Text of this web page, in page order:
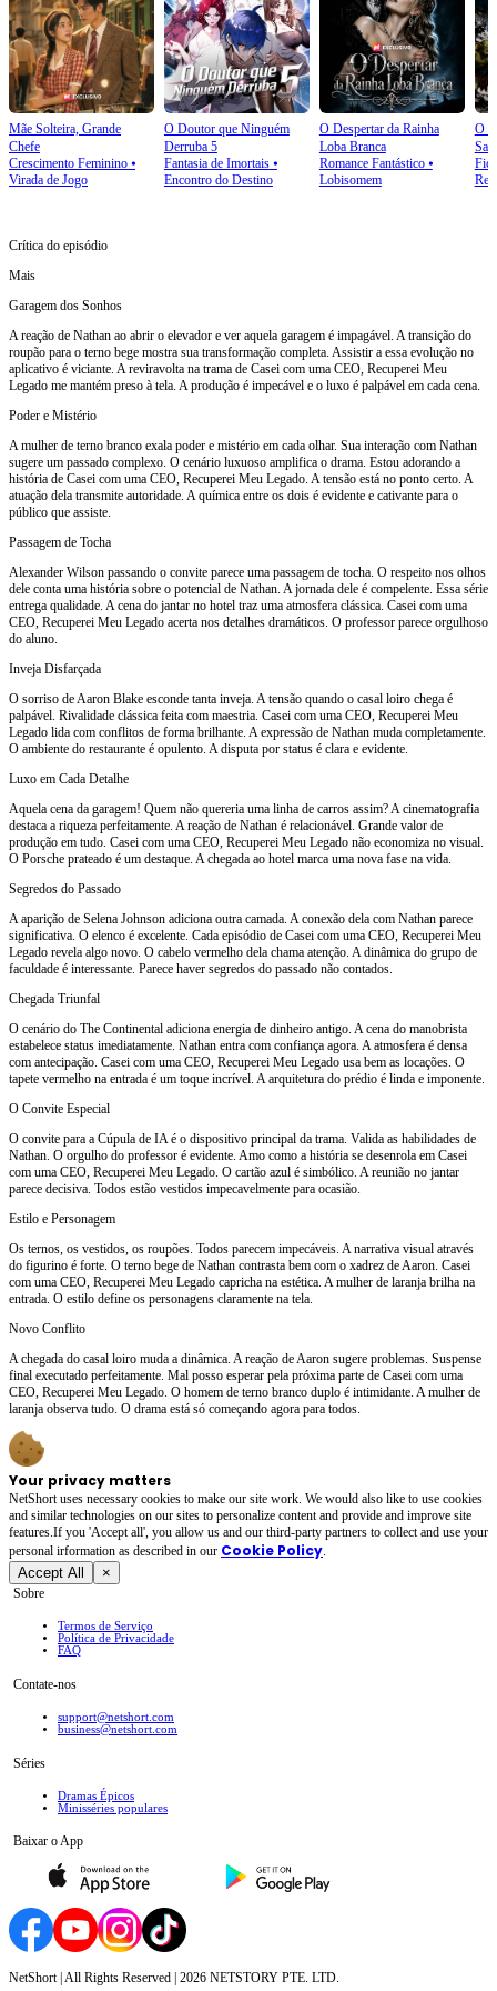
Mãe Solteira, Grande
Chefe
Crescimento Feminino ⦁
Virada de Jogo
O Doutor que Ninguém
Derruba 5
Fantasia de Imortais⦁
Encontro do Destino
O Despertar da Rainha
Loba Branca
Romance Fantástico⦁
Lobisomem
O
Crítica do episódio
Mais
Garagem dos Sonhos
A reação de Nathan ao abrir o elevador e ver aquela garagem é impagável. A transição do
roupão para o terno bege mostra sua transformação completa. Assistir a essa evolução no
aplicativo é viciante. A reviravolta na trama de Casei com uma CEO, Recuperei Meu
Legado me mantém preso à tela. A produção é impecável e o luxo é palpável em cada cena.
Poder e Mistério
A mulher de terno branco exala poder e mistério em cada olhar. Sua interação com Nathan
sugere um passado complexo. O cenário luxuoso amplifica o drama. Estou adorando a
história de Casei com uma CEO, Recuperei Meu Legado. A tensão está no ponto certo. A
atuação dela transmite autoridade. A química entre os dois é evidente e cativante para o
público que assiste.
Passagem de Tocha
Alexander Wilson passando o convite parece uma passagem de tocha. O respeito nos olhos
dele conta uma história sobre o potencial de Nathan. A jornada dele é compelente. Essa série
entrega qualidade. A cena do jantar no hotel traz uma atmosfera clássica. Casei com uma
CEO, Recuperei Meu Legado acerta nos detalhes dramáticos. O professor parece orgulhoso
do aluno.
Inveja Disfarçada
O sorriso de Aaron Blake esconde tanta inveja. A tensão quando o casal loiro chega é
palpável. Rivalidade clássica feita com maestria. Casei com uma CEO, Recuperei Meu
Legado lida com conflitos de forma brilhante. A expressão de Nathan muda completamente.
O ambiente do restaurante é opulento. A disputa por status é clara e evidente.
Luxo em Cada Detalhe
Aquela cena da garagem! Quem não quereria uma linha de carros assim? A cinematografia
destaca a riqueza perfeitamente. A reação de Nathan é relacionável. Grande valor de
produção em tudo. Casei com uma CEO, Recuperei Meu Legado não economiza no visual.
O Porsche prateado é um destaque. A chegada ao hotel marca uma nova fase na vida.
Segredos do Passado
A aparição de Selena Johnson adiciona outra camada. A conexão dela com Nathan parece
significativa. O elenco é excelente. Cada episódio de Casei com uma CEO, Recuperei Meu
Legado revela algo novo. O cabelo vermelho dela chama atenção. A dinâmica do grupo de
faculdade é interessante. Parece haver segredos do passado não contados.
Chegada Triunfal
O cenário do The Continental adiciona energia de dinheiro antigo. A cena do manobrista
estabelece status imediatamente. Nathan entra com confiança agora. A atmosfera é densa
com antecipação. Casei com uma CEO, Recuperei Meu Legado usa bem as locações. O
tapete vermelho na entrada é um toque incrível. A arquitetura do prédio é linda e imponente.
O Convite Especial
O convite para a Cúpula de IA é o dispositivo principal da trama. Valida as habilidades de
Nathan. O orgulho do professor é evidente. Amo como a história se desenrola em Casei
com uma CEO, Recuperei Meu Legado. O cartão azul é simbólico. A reunião no jantar
parece decisiva. Todos estão vestidos impecavelmente para ocasião.
Estilo e Personagem
Os ternos, os vestidos, os roupões. Todos parecem impecáveis. A narrativa visual através
do figurino é forte. O terno bege de Nathan contrasta bem com o xadrez de Aaron. Casei
com uma CEO, Recuperei Meu Legado capricha na estética. A mulher de laranja brilha na
entrada. O estilo define os personagens claramente na tela.
Novo Conflito
A chegada do casal loiro muda a dinâmica. A reação de Aaron sugere problemas. Suspense
final executado perfeitamente. Mal posso esperar pela próxima parte de Casei com uma
CEO, Recuperei Meu Legado. O homem de terno branco duplo é intimidante. A mulher de
laranja observa tudo. O drama está só começando agora para todos.
Your privacy matters
NetShort uses necessary cookies to make our site work. We would also like to use cookies
and similar technologies on our sites to personalize content and provide and improve site
features.If you 'Accept all', you allow us and our third-party partners to collect and use your
personal irformation as described in our Cookie Policy.
Accept All ×
Sobre
Termos de Serviço
Política de Privacidade
FAQ
Contate-nos
support@netshort.com
business@netshort.com
Séries
Dramas Épicos
Minisséries populares
Baixar o App
NetShort | All Rights Reserved | 2026 NETSTORY PTE. LTD.